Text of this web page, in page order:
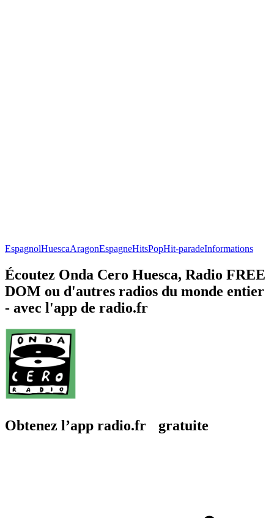
EspagnolHuescaAragonEspagneHitsPopHit-paradeInformations
Écoutez Onda Cero Huesca, Radio FREE
DOM ou d'autres radios du monde entier
- avec l'app de radio.fr
Obtenez l’app radio.fr gratuite